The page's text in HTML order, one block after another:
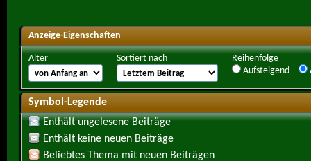
Anzeige-Eigenschaften
Alter Sortiert nach
Reihenfolge
Aufsteigend
Symbol-Legende
Enthält ungelesene Beiträge
Enthält keine neuen Beiträge
Beliebtes Thema mit neuen Beiträgen